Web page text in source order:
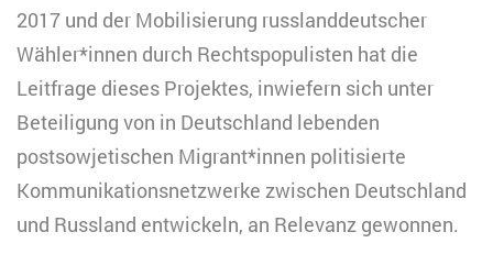
2017 und der Mobilisierung russlanddeutscher
Wähler*innen durch Rechtspopulisten hat die
Leitfrage dieses Projektes, inwiefern sich unter
Beteiligung von in Deutschland lebenden
postsowjetischen Migrant*innen politisierte
Kommunikationsnetzwerke zwischen Deutschland
und Russland entwickeln, an Relevanz gewonnen.